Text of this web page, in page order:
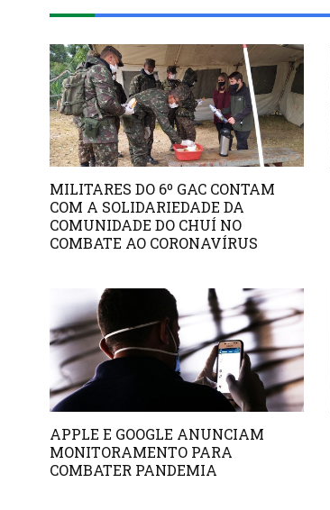
MILITARES DO 6º GAC CONTAM
COM A SOLIDARIEDADE DA
COMUNIDADE DO CHUÍ NO
COMBATE AO CORONAVÍRUS
APPLE E GOOGLE ANUNCIAM
MONITORAMENTO PARA
COMBATER PANDEMIA